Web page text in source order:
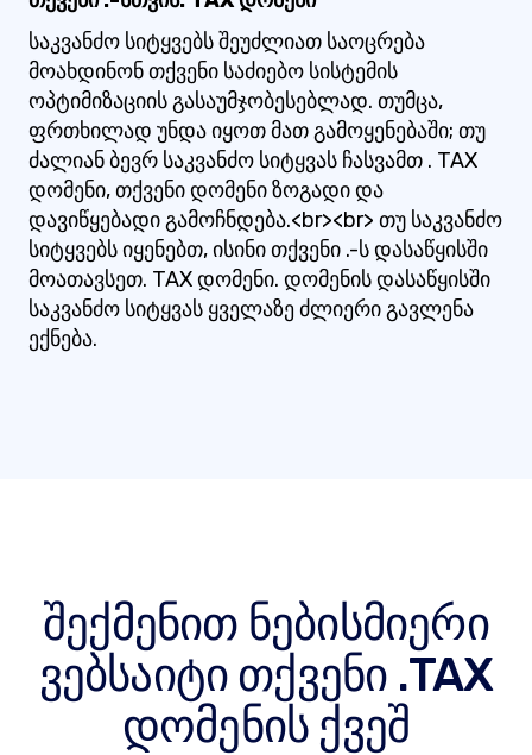
საკვანძო სიტყვებს შეუძლიათ საოცრება
მოახდინონ თქვენი საძიებო სისტემის
ოპტიმიზაციის გასაუმჯობესებლად. თუმცა,
ფრთხილად უნდა იყოთ მათ გამოყენებაში; თუ
ძალიან ბევრ საკვანძო სიტყვას ჩასვამთ . TAX
დომენი, თქვენი დომენი ზოგადი და
დავიწყებადი გამოჩნდება.<br><br> თუ საკვანძო
სიტყვებს იყენებთ, ისინი თქვენი .-ს დასაწყისში
მოათავსეთ. TAX დომენი. დომენის დასაწყისში
საკვანძო სიტყვას ყველაზე ძლიერი გავლენა
ექნება.
შექმენით ნებისმიერი
ვებსაიტი თქვენი .TAX
დომენის ქვეშ